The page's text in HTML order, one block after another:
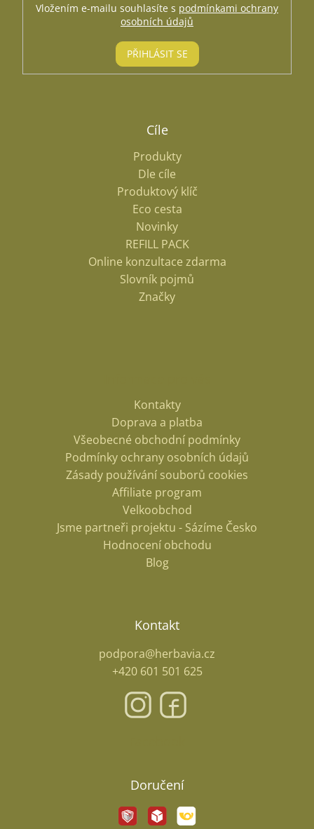
Vložením e-mailu souhlasíte s podmínkami ochrany
osobních údajů
PŘIHLÁSIT SE
Cíle
Produkty
Dle cíle
Produktový klíč
Eco cesta
Novinky
REFILL PACK
Online konzultace zdarma
Slovník pojmů
Značky
Kontakty
Doprava a platba
Všeobecné obchodní podmínky
Podmínky ochrany osobních údajů
Zásady používání souborů cookies
Affiliate program
Velkoobchod
Jsme partneři projektu - Sázíme Česko
Hodnocení obchodu
Blog
Kontakt
podpora@herbavia.cz
+420 601 501 625
Doručení
Powered by chaterimo